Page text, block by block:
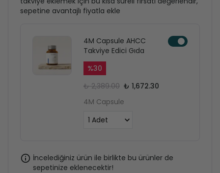
sepetine avantajlı fiyatla ekle
4M Capsule AHCC
Takviye Edici Gıda
%30
₺ 2,389.00 ₺ 1,672.30
4M Capsule
İncelediğiniz ürün ile birlikte bu ürünler de
sepetinize eklenecektir!